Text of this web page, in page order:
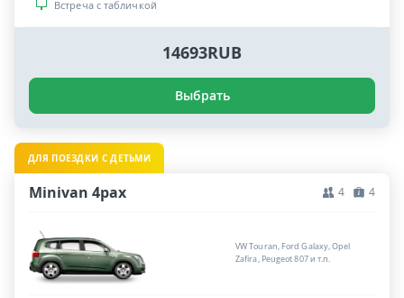
Встреча с табличкой
14693RUB
Выбрать
ДЛЯ ПОЕЗДКИ С ДЕТЬМИ
Minivan 4pax 4 4
VW Touran, Ford Galaxy, Opel
Zafira, Peugeot 807 и т.п.